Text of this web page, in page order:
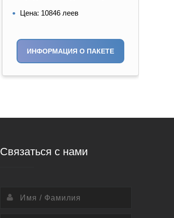
Цена: 10846 леев
ИНФОРМАЦИЯ О ПАКЕТЕ
Связаться с нами